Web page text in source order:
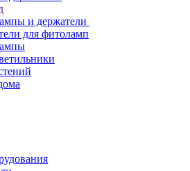
и держатели
для фитоламп